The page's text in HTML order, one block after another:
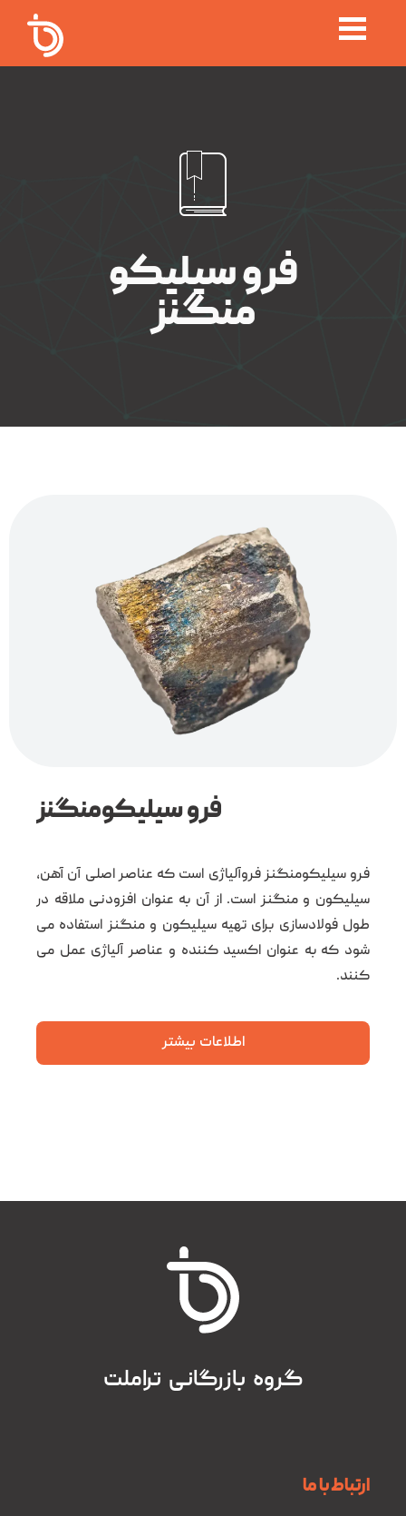
فرو سیلیکو
منگنز
فرو سیلیکومنگنز
فرو سیلیکومنگنز فروآلیاژی است که عناصر اصلی آن آهن،
سیلیکون و منگنز است. از آن به عنوان افزودنی ملاقه در
طول فولادسازی برای تهیه سیلیکون و منگنز استفاده می
شود که به عنوان اکسید کننده و عناصر آلیاژی عمل می
کنند.
اطلاعات بیشتر
گروه بازرگانی تراملت
ارتباط با ما